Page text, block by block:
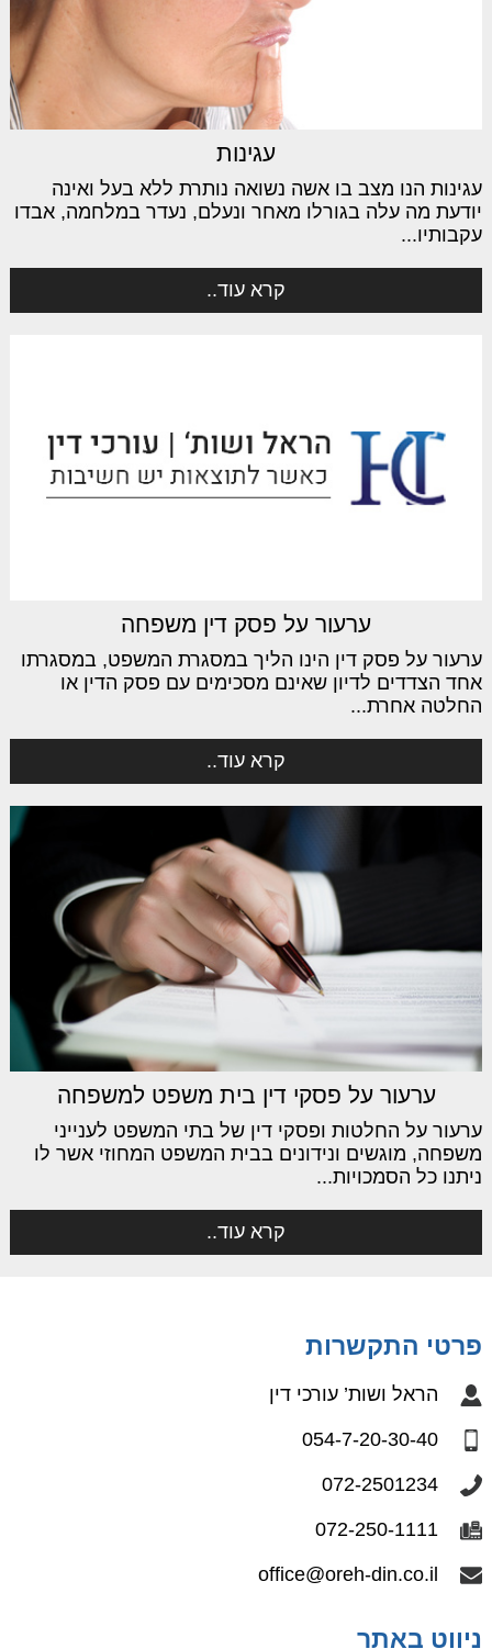
עגינות
עגינות הנו מצב בו אשה נשואה נותרת ללא בעל ואינה
יודעת מה עלה בגורלו מאחר ונעלם, נעדר במלחמה, אבדו
עקבותיו...
קרא עוד..
ערעור על פסק דין משפחה
ערעור על פסק דין הינו הליך במסגרת המשפט, במסגרתו
אחד הצדדים לדיון שאינם מסכימים עם פסק הדין או
החלטה אחרת...
קרא עוד..
ערעור על פסקי דין בית משפט למשפחה
ערעור על החלטות ופסקי דין של בתי המשפט לענייני
משפחה, מוגשים ונידונים בבית המשפט המחוזי אשר לו
ניתנו כל הסמכויות...
קרא עוד..
פרטי התקשרות
הראל ושות’ עורכי דין
054-7-20-30-40
072-2501234
072-250-1111
office@oreh-din.co.il
ניווט באתר